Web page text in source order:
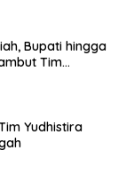
Bupati hingga
Tim
Yudhistira